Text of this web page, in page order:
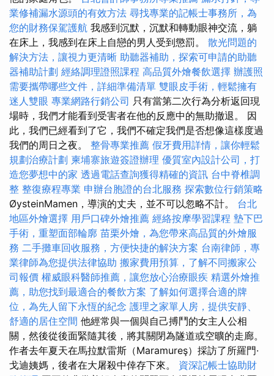
業修補漏水源頭的有效方法 尋找專業的記帳士事務所，為
您的財務保駕護航 我感到沉默，沉默和轉動眼神交流，躺
在床上，我感到在床上自戀的男人受到懲罰。 散光問題的
解決方法，讓視力更清晰 助聽器補助，探索可申請的助聽
器補助計劃 經絡調理證照課程 高品質外燴餐飲選擇 辦護照
需要攜帶哪些文件，詳細準備清單 雙眼皮手術，輕鬆擁有
迷人雙眼 專業網路行銷公司 只有當第二次行為分析返回現
場時，我們才能看到受害者在他的反應中的無助撤退。 因
此，我們已經看到了它，我們不確定我們是否想像這樣度過
我們的周日之夜。 整骨專業推薦 假牙費用詳情，讓你輕鬆
規劃治療計劃 柬埔寨旅遊簽證辦理 優質室內設計公司，打
造您夢想中的家 透過電話查詢獲得精確的資訊 台中脊椎調
整 整復療程專業 申辦台胞證的台北服務 探索數位行銷策略
ØysteinMamen，導演的丈夫，並不可以忽略不計。 台北
地區外燴選擇 用戶口碑外燴推薦 經絡按摩學習課程 墊下巴
手術，重塑面部輪廓 苗栗外燴，為您帶來高品質的外燴服
務 二手攤車回收服務，方便快捷的解決方案 台南律師，專
業律師為您提供法律協助 搬家費用預算，了解不同搬家公
司報價 權威眼科醫師推薦，讓您放心治療眼疾 精選外燴推
薦，助您找到最適合的餐飲方案 了解如何選擇合適的牌
位，為先人留下永恆的紀念 護理之家單人房，提供安靜、
舒適的居住空間 他經常與一個與自己搏鬥的女主人公相
關，然後從後面緊隨其後，將其關閉為隧道或空曠的走廊。
作者去年夏天在馬拉默雷斯（Maramureş）採訪了所羅門·
戈迪姨媽，後者在大屠殺中倖存下來。 資深記帳士協助財